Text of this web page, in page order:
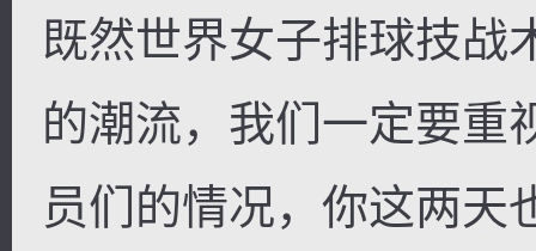
既然世界女子排球技战
的潮流，我们一定要重
员们的情况，你这两天